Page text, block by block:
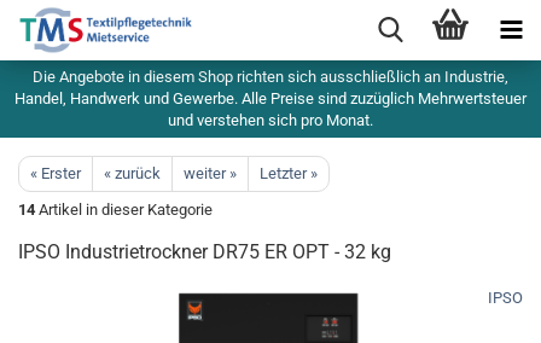
Die Angebote in diesem Shop richten sich ausschließlich an Industrie,
Handel, Handwerk und Gewerbe. Alle Preise sind zuzüglich Mehrwertsteuer
und verstehen sich pro Monat.
« Erster « zurück weiter »
Letzter »
14 Artikel in dieser Kategorie
IPSO Industrietrockner DR75 ER OPT - 32 kg
IPSO